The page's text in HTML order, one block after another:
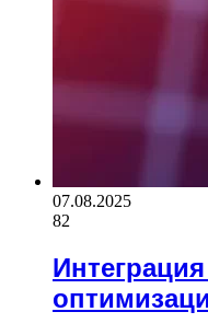
07.08.2025
82